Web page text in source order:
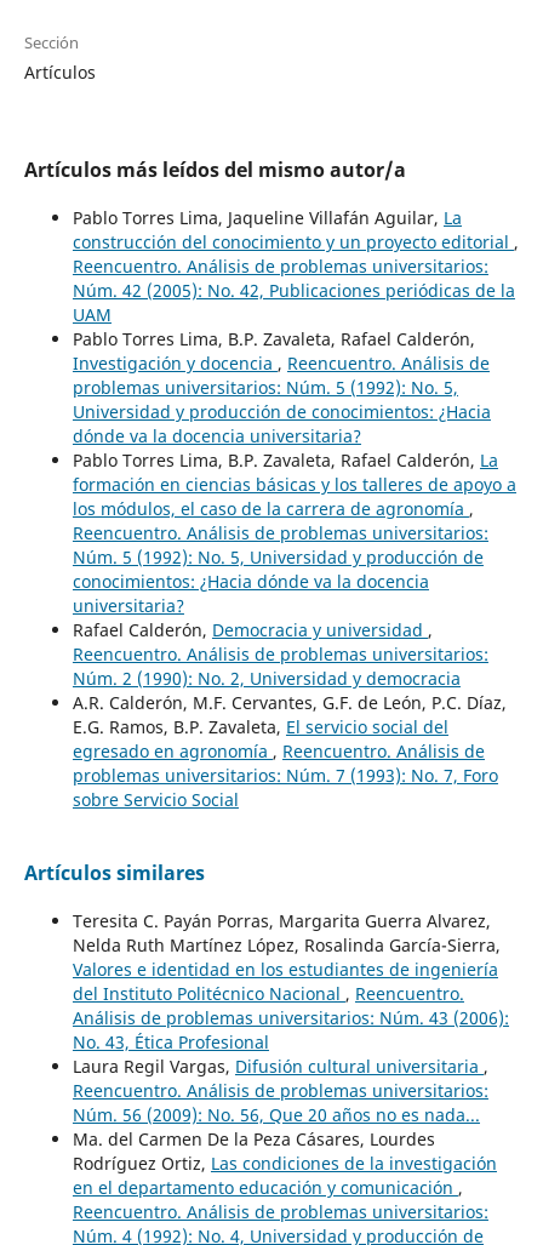
Sección
Artículos
Artículos más leídos del mismo autor/a
Pablo Torres Lima, Jaqueline Villafán Aguilar, La
construcción del conocimiento y un proyecto editorial ,
Reencuentro. Análisis de problemas universitarios:
Núm. 42 (2005): No. 42, Publicaciones periódicas de la
UAM
Pablo Torres Lima, B.P. Zavaleta, Rafael Calderón,
Investigación y docencia , Reencuentro. Análisis de
problemas universitarios: Núm. 5 (1992): No. 5,
Universidad y producción de conocimientos: ¿Hacia
dónde va la docencia universitaria?
Pablo Torres Lima, B.P. Zavaleta, Rafael Calderón, La
formación en ciencias básicas y los talleres de apoyo a
los módulos, el caso de la carrera de agronomía ,
Reencuentro. Análisis de problemas universitarios:
Núm. 5 (1992): No. 5, Universidad y producción de
conocimientos: ¿Hacia dónde va la docencia
universitaria?
Rafael Calderón, Democracia y universidad ,
Reencuentro. Análisis de problemas universitarios:
Núm. 2 (1990): No. 2, Universidad y democracia
A.R. Calderón, M.F. Cervantes, G.F. de León, P.C. Díaz,
E.G. Ramos, B.P. Zavaleta, El servicio social del
egresado en agronomía , Reencuentro. Análisis de
problemas universitarios: Núm. 7 (1993): No. 7, Foro
sobre Servicio Social
Artículos similares
Teresita C. Payán Porras, Margarita Guerra Alvarez,
Nelda Ruth Martínez López, Rosalinda García-Sierra,
Valores e identidad en los estudiantes de ingeniería
del Instituto Politécnico Nacional , Reencuentro.
Análisis de problemas universitarios: Núm. 43 (2006):
No. 43, Ética Profesional
Laura Regil Vargas, Difusión cultural universitaria ,
Reencuentro. Análisis de problemas universitarios:
Núm. 56 (2009): No. 56, Que 20 años no es nada...
Ma. del Carmen De la Peza Cásares, Lourdes
Rodríguez Ortiz, Las condiciones de la investigación
en el departamento educación y comunicación ,
Reencuentro. Análisis de problemas universitarios:
Núm. 4 (1992): No. 4, Universidad y producción de